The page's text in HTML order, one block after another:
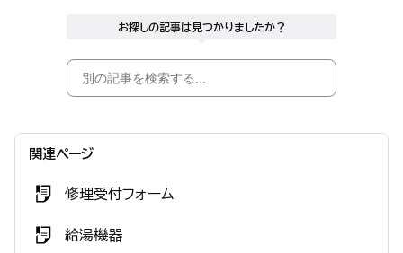
お探しの記事は見つかりましたか？
関連ページ
修理受付フォーム
給湯機器